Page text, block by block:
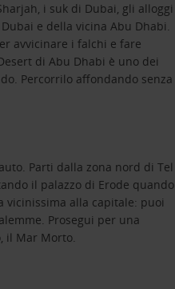
i suk di Dubai, gli alloggi
e della vicina Abu Dhabi.
avvicinare i falchi e fare
di Abu Dhabi è uno dei
Percorrilo affondando senza
Parti dalla zona nord di Tel
il palazzo di Erode quando
vicinissima alla capitale: puoi
Prosegui per una
il Mar Morto.